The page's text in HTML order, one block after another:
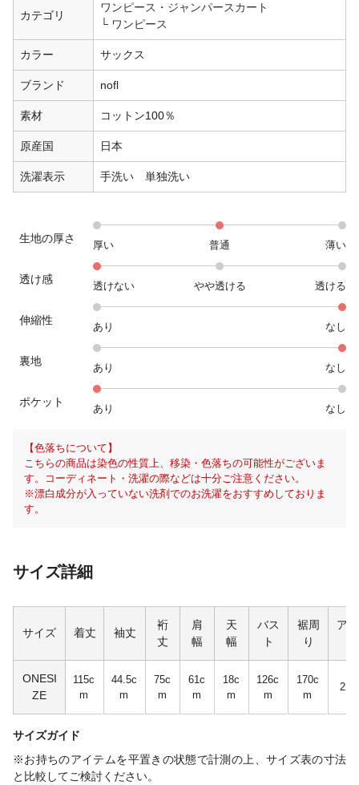
カテゴリ
ワンピース・ジャンパースカート
ワンピース
カラー サックス
ブランド nofl
素材 コットン100％
原産国 日本
洗濯表示 手洗い 単独洗い
生地の厚さ
厚い 普通 薄い
透け感
透けない やや透ける 透ける
伸縮性
あり なし
裏地
あり なし
ポケット
あり なし
【色落ちについて】
こちらの商品は染色の性質上、移染・色落ちの可能性がございま
す。コーディネート・洗濯の際などは十分ご注意ください。
※漂白成分が入っていない洗剤でのお洗濯をおすすめしておりま
す。
サイズ詳細
サイズ 着丈 袖丈
裄
丈
肩
幅
天
幅
バス
ト
裾周
り
ア
ONESI
ZE
115c
m
44.5c
m
75c
m
61c
m
18c
m
126c
m
170c
m
サイズガイド
※お持ちのアイテムを平置きの状態で計測の上、サイズ表の寸法
と比較してご検討ください。